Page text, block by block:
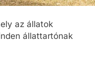
az állatok
állattartónak